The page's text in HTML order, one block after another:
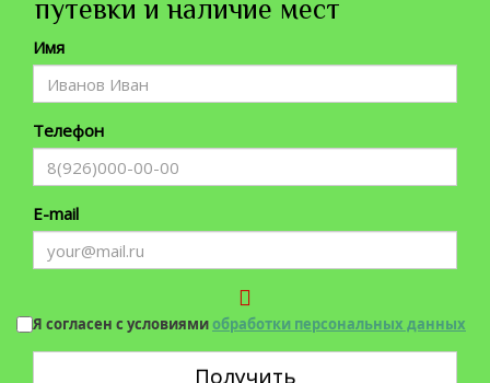
путевки и наличие мест
Имя
Телефон
E-mail
Я согласен с условиямиобработки персональных данных
Получить